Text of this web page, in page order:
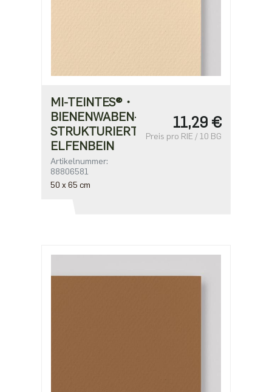
MI-TEINTES®・
BIENENWABEN-
STRUKTURIERT・
ELFENBEIN
Artikelnummer:
88806581
50 x 65 cm
11,29 €
Preis pro RIE / 10 BG